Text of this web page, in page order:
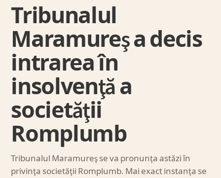
Tribunalul
Maramureş a decis
intrarea în
insolvenţă a
societăţii
Romplumb
Tribunalul Maramureş se va pronunţa astăzi în
privinţa societăţii Romplumb. Mai exact instanţa se